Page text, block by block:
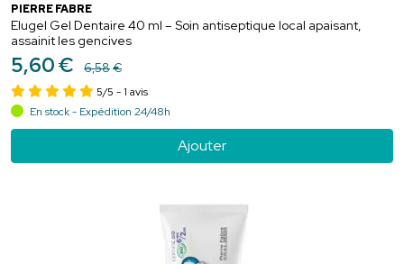
PIERRE FABRE
Elugel Gel Dentaire 40 ml – Soin antiseptique local apaisant,
assainit les gencives
5,60€ 6,58€
5/5 - 1 avis
En stock - Expédition 24/48h
Ajouter